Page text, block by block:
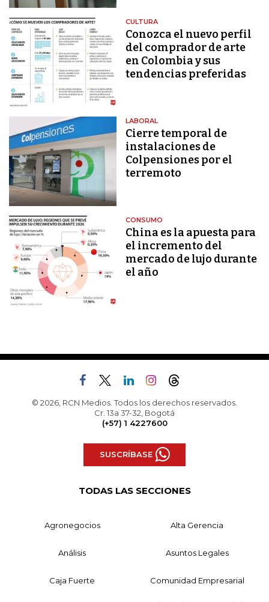
CULTURA
Conozca el nuevo perfil
del comprador de arte
en Colombia y sus
tendencias preferidas
LABORAL
Cierre temporal de
instalaciones de
Colpensiones por el
terremoto
CONSUMO
China es la apuesta para
el incremento del
mercado de lujo durante
el año
© 2026, RCN Medios. Todos los derechos reservados.
Cr. 13a 37-32, Bogotá
(+57) 1 4227600
SUSCRÍBASE
TODAS LAS SECCIONES
Agronegocios Alta Gerencia
Análisis Asuntos Legales
Caja Fuerte Comunidad Empresarial